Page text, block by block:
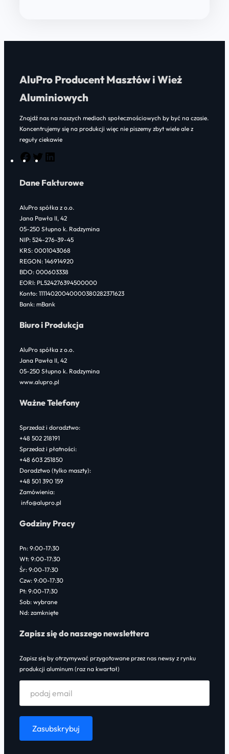
230,00 zł
AluPro Producent Masztów i Wież
Aluminiowych
Znajdź nas na naszych mediach społecznościowych by być na czasie.
Koncentrujemy się na produkcji więc nie piszemy zbyt wiele ale z
reguły ciekawie
F
c
b
o
o
k
T
i
t
e
r
n
e
d
I
n
Dane Fakturowe
AluPro spółka z o.o.
Jana Pawła II, 42
05-250 Słupno k. Radzymina
NIP: 524-276-39-45
KRS: 0001043068
REGON: 146914920
BDO: 000603338
EORI: PL524276394500000
Konto: 11114020040000380282371623
Bank: mBank
Biuro i Produkcja
AluPro spółka z o.o.
Jana Pawła II, 42
05-250 Słupno k. Radzymina
www.alupro.pl
Ważne Telefony
Sprzedaż i doradztwo:
+48 502 218191
Sprzedaż i płatności:
+48 603 251850
Doradztwo (tylko maszty):
+48 501 390 159
Zamówienia:
info@alupro.pl
Godziny Pracy
Pn: 9:00-17:30
Wt: 9:00-17:30
Śr: 9:00-17:30
Czw: 9:00-17:30
Pt: 9:00-17:30
Sob: wybrane
Nd: zamknięte
Zapisz się do naszego newslettera
Zapisz się by otrzymywać przygotowane przez nas newsy z rynku
produkcji aluminum (raz na kwartał)